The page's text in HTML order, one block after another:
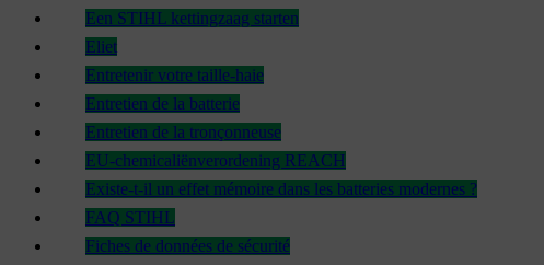
Een STIHL kettingzaag starten
Eliet
Entretenir votre taille-haie
Entretien de la batterie
Entretien de la tronçonneuse
EU-chemicaliënverordening REACH
Existe-t-il un effet mémoire dans les batteries modernes ?
FAQ STIHL
Fiches de données de sécurité